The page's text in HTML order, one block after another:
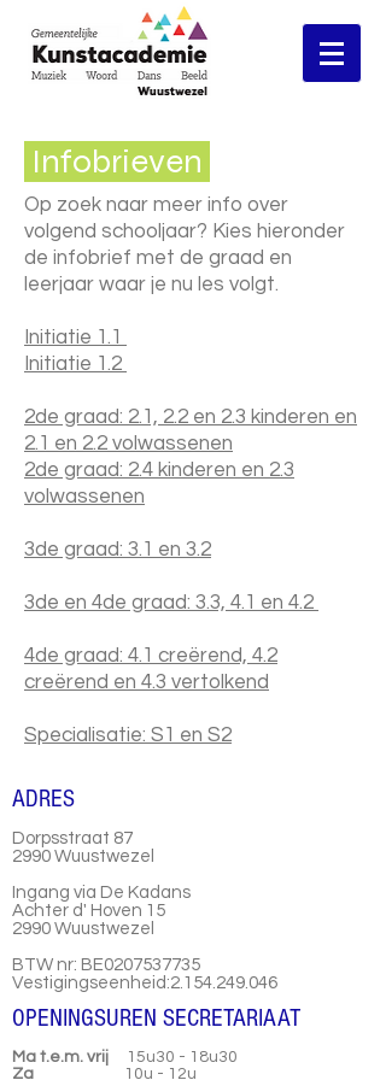
Infobrieven
Op zoek naar meer info over
volgend schooljaar? Kies hieronder
de infobrief met de graad en
leerjaar waar je nu les volgt.
Initiatie 1.1
Initiatie 1.2
2de graad: 2.1, 2.2 en 2.3 kinderen en
2.1 en 2.2 volwassenen
2de graad: 2.4 kinderen en 2.3
volwassenen
3de graad: 3.1 en 3.2
3de en 4de graad: 3.3, 4.1 en 4.2
4de graad: 4.1 creërend, 4.2
creërend en 4.3 vertolkend
Specialisatie: S1 en S2
ADRES
Dorpsstraat 87
2990 Wuustwezel
Ingang via De Kadans
Achter d' Hoven 15
2990 Wuustwezel
BTW nr: BE0207537735
Vestigingseenheid:2.154.249.046
OPENINGSUREN SECRETARIAAT
Ma t.e.m. vrij 15u30 - 18u30
Za
10u - 12u